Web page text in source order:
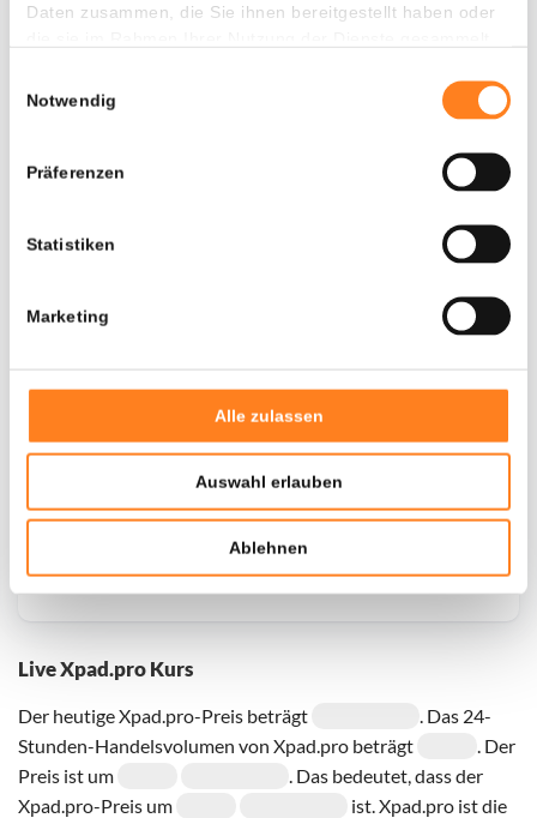
Daten zusammen, die Sie ihnen bereitgestellt haben oder
Notwendig
Präferenzen
Statistiken
Marketing
Alle zulassen
Auswahl erlauben
Ablehnen
Live Xpad.pro Kurs
Der heutige Xpad.pro-Preis beträgt
. Das 24-
Stunden-Handelsvolumen von Xpad.pro beträgt
. Der
Preis ist um
. Das bedeutet, dass der
Xpad.pro-Preis um
ist. Xpad.pro ist die
$
Door een fout konden er geen gegevens worden
opgehaald, probeer het later opnieuw.